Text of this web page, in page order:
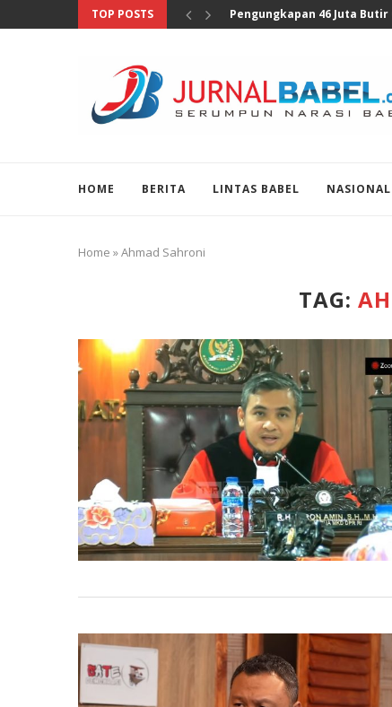
TOP POSTS Anggota DPR Sebut Sensus
HOME BERITA LINTAS BABEL NASIONAL
Home »Ahmad Sahroni
TAG: